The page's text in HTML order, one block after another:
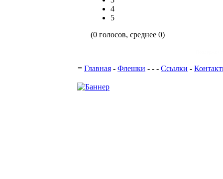
4
5
(0 голосов, среднее 0)
= Главная - Флешки - - - Ссылки -